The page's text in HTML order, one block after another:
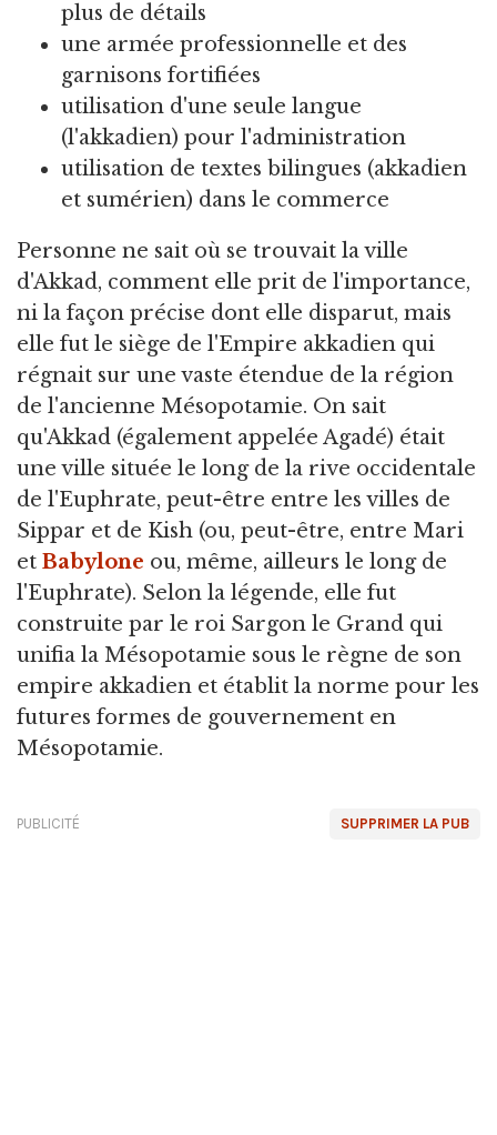
plus de détails
une armée professionnelle et des
garnisons fortifiées
utilisation d'une seule langue
(l'akkadien) pour l'administration
utilisation de textes bilingues (akkadien
et sumérien) dans le commerce
Personne ne sait où se trouvait la ville
d'Akkad, comment elle prit de l'importance,
ni la façon précise dont elle disparut, mais
elle fut le siège de l'Empire akkadien qui
régnait sur une vaste étendue de la région
de l'ancienne Mésopotamie. On sait
qu'Akkad (également appelée Agadé) était
une ville située le long de la rive occidentale
de l'Euphrate, peut-être entre les villes de
Sippar et de Kish (ou, peut-être, entre Mari
et Babylone ou, même, ailleurs le long de
l'Euphrate). Selon la légende, elle fut
construite par le roi Sargon le Grand qui
unifia la Mésopotamie sous le règne de son
empire akkadien et établit la norme pour les
futures formes de gouvernement en
Mésopotamie.
SUPPRIMER LA PUB
PUBLICITÉ